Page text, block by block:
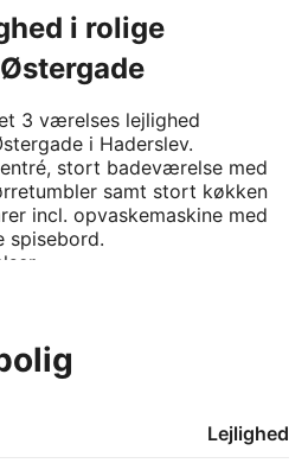
i rolige
3 værelses lejlighed
i Haderslev.
stort badeværelse med
samt stort køkken
incl. opvaskemaskine med
spisebord.
vinduer.
Lejlighed